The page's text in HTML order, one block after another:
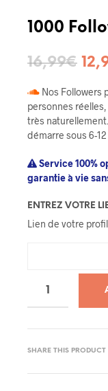
1000
16,99€
Nos Followers
personnes
très
démarre sous 6-12
Service 100%
garantie à vie
ENTREZ VOTRE
Lien de votre
SHARE THIS PRODUCT